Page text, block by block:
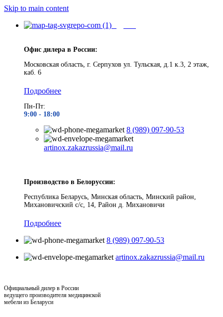
Skip to main content
Офис дилера в России:
Московская область, г. Серпухов ул. Тульская, д.1 к.3, 2 этаж,
каб. 6
Подробнее
Пн-Пт:
9:00 - 18:00
8 (989) 097-90-53
artinox.zakazrussia@mail.ru
Производство в Белоруссии:
Республика Беларусь, Минская область, Минский район,
Михановичский с/с, 14, Район д. Михановичи
Подробнее
8 (989) 097-90-53
artinox.zakazrussia@mail.ru
Официальный дилер в России
ведущего производителя медицинской
мебели из Беларуси